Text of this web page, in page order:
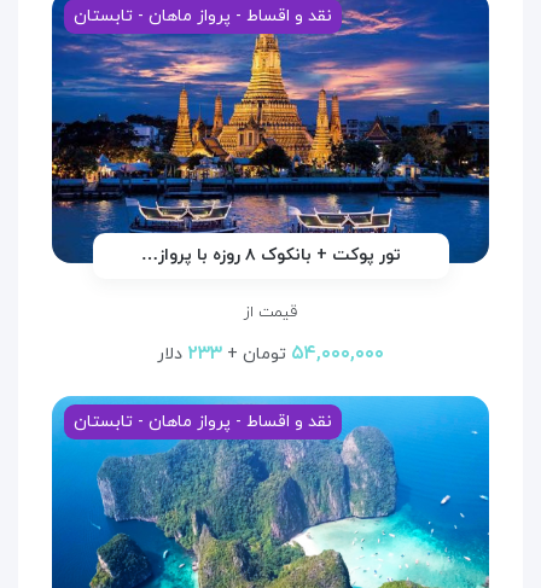
نقد و اقساط - پرواز ماهان - تابستان
تور پوکت + بانکوک ۸ روزه با پرواز…
قیمت از
۵۴,۰۰۰,۰۰۰ تومان + ۲۳۳ دلار
نقد و اقساط - پرواز ماهان - تابستان